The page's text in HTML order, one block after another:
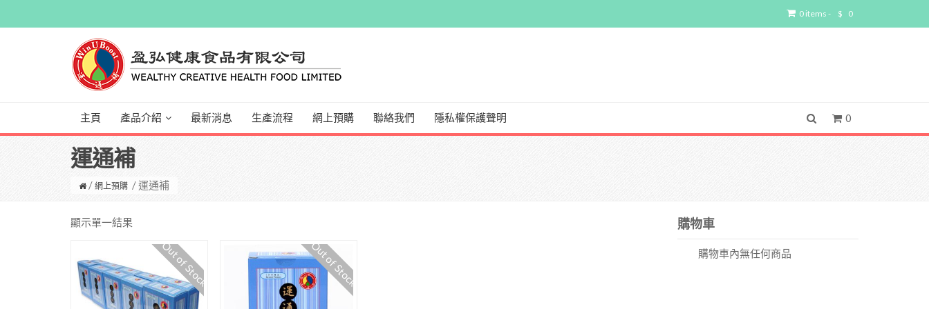
0 items - $ 0
主頁 產品介紹 最新消息 生產流程 網上預購 聯絡我們 隱私權保護聲明 0
運通補
/ 網上預購 / 運通補
顯示單一結果
Out of Stock Out of Stock
購物車
購物車內無任何商品